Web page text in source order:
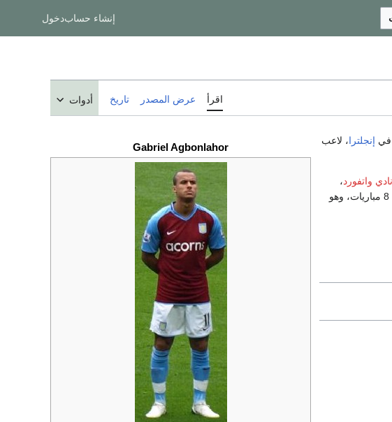
إنشاء حسابدخول
اقرأ عرض المصدر تاريخ أدوات
Gabriel Agbonlahor
في إنجلترا، لاعب
نادي واتفورد،
، ولعب معهم 8 مباريات، وهو